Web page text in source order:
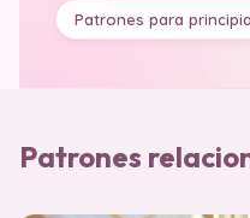
Patrones para
Patrones